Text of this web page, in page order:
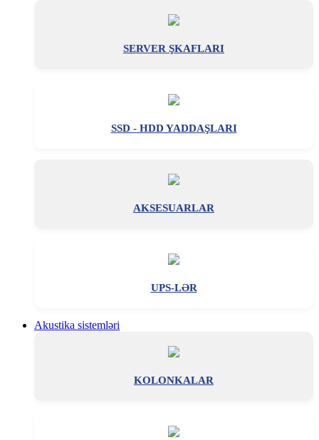
SERVER ŞKAFLARI
SSD - HDD YADDAŞLARI
AKSESUARLAR
UPS-LƏR
Akustika sistemləri
KOLONKALAR